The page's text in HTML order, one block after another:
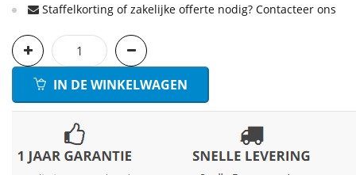
Staffelkorting of zakelijke offerte nodig? Contacteer ons
IN DE WINKELWAGEN